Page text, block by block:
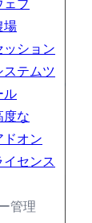
場
ッション
ステムツ
ル
度な
ドオン
イセンス
管理